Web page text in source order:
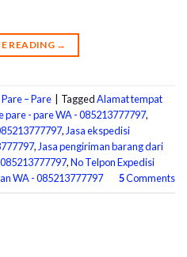
READING →
– Pare TaggedAlamat tempat
- pare WA - 085213777797,
, Jasa ekspedisi
, Jasa pengiriman barang dari
,No Telpon Expedisi
WA - 085213777797
5Comments